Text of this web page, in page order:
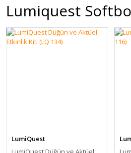
Lumiquest
LumiQuest